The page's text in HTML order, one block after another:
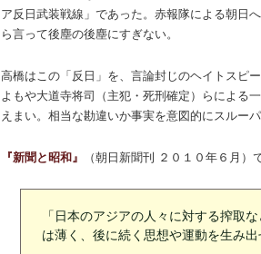
ア反日武装戦線」であった。赤報隊による朝日
ら言って後塵の後塵にすぎない。
高橋はこの「反日」を、言論封じのヘイトスピ
よもや大道寺将司（主犯・死刑確定）らによる
えまい。相当な勘違いか事実を意図的にスルー
『新聞と昭和』 （朝日新聞刊 ２０１０年６月）
「日本のアジアの人々に対する搾取
は薄く、後に続く思想や運動を生み出